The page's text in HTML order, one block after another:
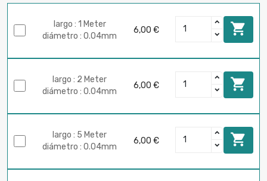
largo : 1 Meter
diámetro : 0.04mm
6,00 € 
largo : 2 Meter
diámetro : 0.04mm
6,00 € 
largo : 5 Meter
diámetro : 0.04mm
6,00 € 